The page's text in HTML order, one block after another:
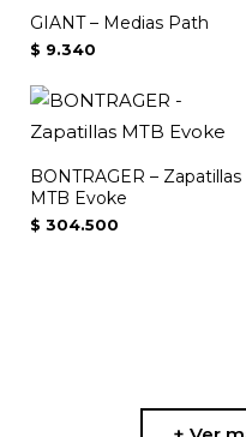
GIANT – Medias Path
$ 9.340
pueden
elegir
en
la
de
producto
BONTRAGER – Zapatillas
MTB Evoke
$ 304.500